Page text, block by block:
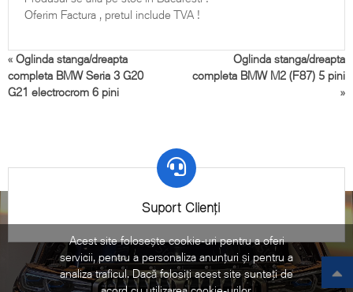
Oferim Factura , pretul include TVA !
« Oglinda stanga/dreapta
completa BMW Seria 3 G20
G21 electrocrom 6 pini
Oglinda stanga/dreapta
completa BMW M2 (F87) 5 pini
»
Suport Clienți
Acest site folosește cookie-uri pentru a oferi
servicii, pentru a personaliza anunțuri și pentru a
analiza traficul. Dacă folosiți acest site sunteți de